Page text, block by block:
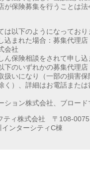
が保険募集を行うことは
は以下のようになっており
込まれた場合：募集代理
会社
ん保険相談をされて申し込
下のいずれかの募集代理
扱いになり（一部の損害
く）、詳細はお電話また
ション株式会社、ブロー
ティ株式会社 〒108-
ンターシティC棟